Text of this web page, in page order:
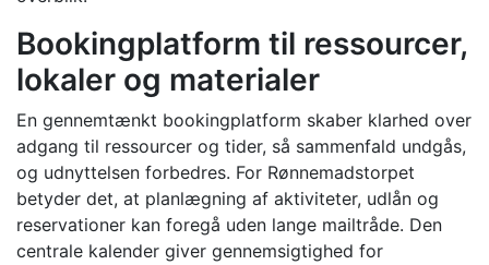
Bookingplatform til ressourcer,
lokaler og materialer
En gennemtænkt bookingplatform skaber klarhed over
adgang til ressourcer og tider, så sammenfald undgås,
og udnyttelsen forbedres. For Rønnemadstorpet
betyder det, at planlægning af aktiviteter, udlån og
reservationer kan foregå uden lange mailtråde. Den
centrale kalender giver gennemsigtighed for